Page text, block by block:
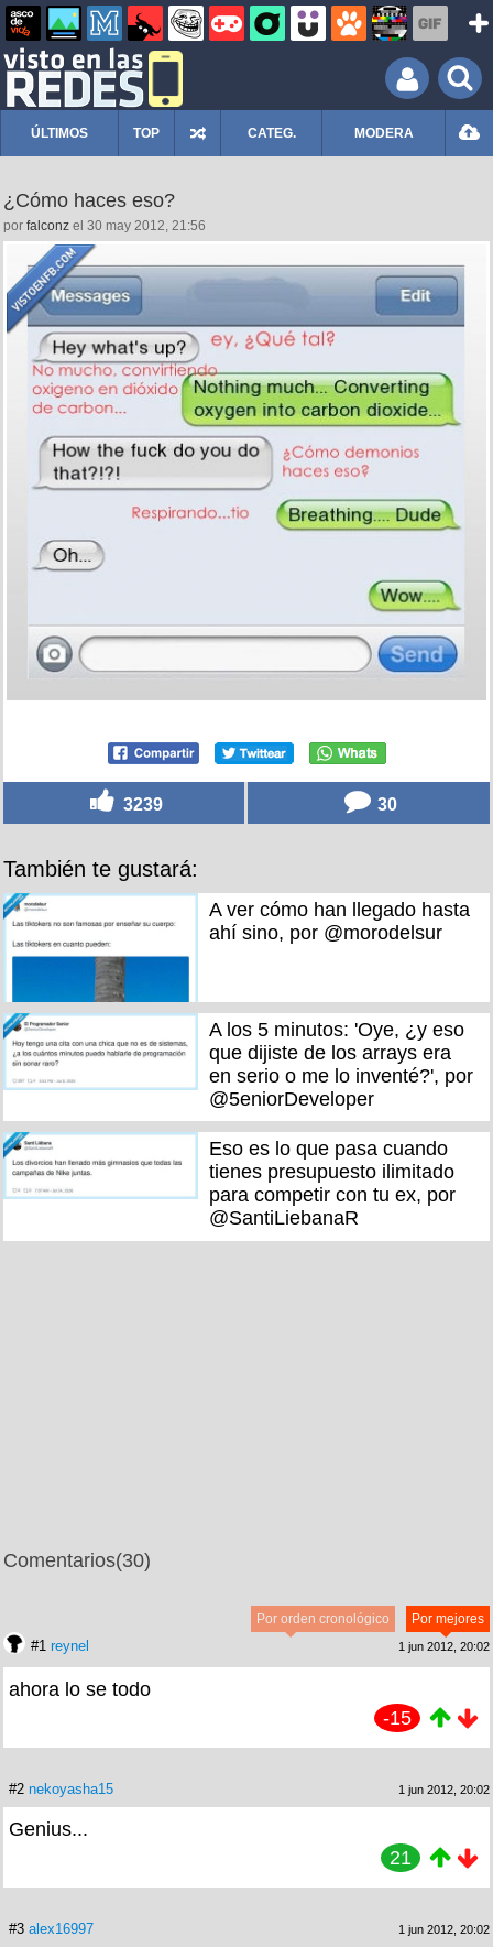
ÚLTIMOS TOP CATEG. MODERA
¿Cómo haces eso?
por falconz el 30 may 2012, 21:56
3239 30
También te gustará:
A ver cómo han llegado hasta
ahí sino, por @morodelsur
A los 5 minutos: 'Oye, ¿y eso
que dijiste de los arrays era
en serio o me lo inventé?', por
@5eniorDeveloper
Eso es lo que pasa cuando
tienes presupuesto ilimitado
para competir con tu ex, por
@SantiLiebanaR
Comentarios(30)
Por mejores
Por orden cronológico
#1 reynel 1 jun 2012, 20:02
ahora lo se todo
-15
#2 nekoyasha15 1 jun 2012, 20:02
Genius...
21
#3 alex16997 1 jun 2012, 20:02